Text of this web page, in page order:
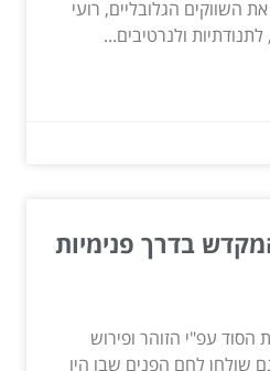
השווקים הגלובליים, רועי
ולנרטיבים...
בדרך פנימיות
הסוד עפ"י הזוהר ופירוש
שולחן לחם הפנים שבו היו